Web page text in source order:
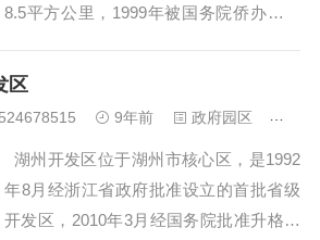
8.5平方公里，1999年被国务院侨办确定
为"长三角蕞具投资价值开发区"。2009年
区
9年前 政府园区
湖州开发区位于湖州市核心区，是1992
年8月经浙江省政府批准设立的首批省级
开发区，2010年3月经国务院批准升格为